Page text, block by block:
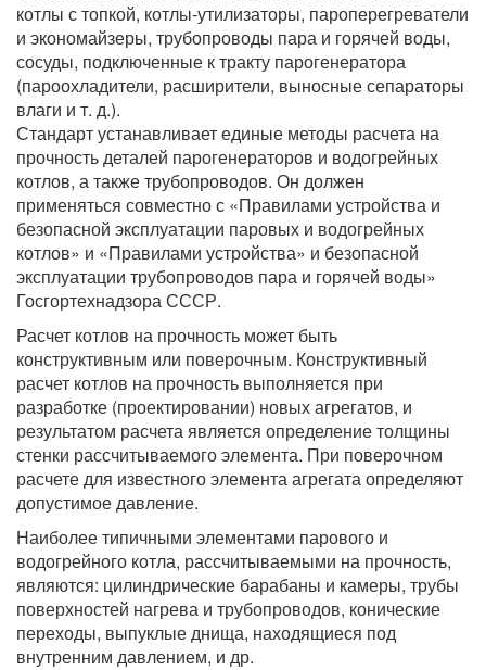
котлы с топкой, котлы-утилизаторы, пароперегреватели
и экономайзеры, трубопроводы пара и горячей воды,
сосуды, подключенные к тракту парогенератора
(пароохладители, расширители, выносные сепараторы
влаги и т. д.).
Стандарт устанавливает единые методы расчета на
прочность деталей парогенераторов и водогрейных
котлов, а также трубопроводов. Он должен
применяться совместно с «Правилами устройства и
безопасной эксплуатации паровых и водогрейных
котлов» и «Правилами устройства» и безопасной
эксплуатации трубопроводов пара и горячей воды»
Госгортехнадзора СССР.
Расчет котлов на прочность может быть
конструктивным или поверочным. Конструктивный
расчет котлов на прочность выполняется при
разработке (проектировании) новых агрегатов, и
результатом расчета является определение толщины
стенки рассчитываемого элемента. При поверочном
расчете для известного элемента агрегата определяют
допустимое давление.
Наиболее типичными элементами парового и
водогрейного котла, рассчитываемыми на прочность,
являются: цилиндрические барабаны и камеры, трубы
поверхностей нагрева и трубопроводов, конические
переходы, выпуклые днища, находящиеся под
внутренним давлением, и др.